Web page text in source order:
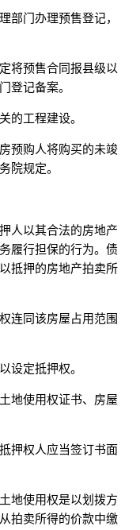
部门办理预售登记，
将预售合同报县级以
登记备案。
的工程建设。
预购人将购买的未竣
院规定。
人以其合法的房地产
履行担保的行为。债
抵押的房地产拍卖所
连同该房屋占用范围
设定抵押权。
地使用权证书、房屋
押权人应当签订书面
地使用权是以划拨方
拍卖所得的价款中缴